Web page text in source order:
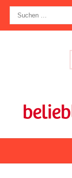
Zum
Inhalt
springen
nach: